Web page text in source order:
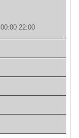
22:00